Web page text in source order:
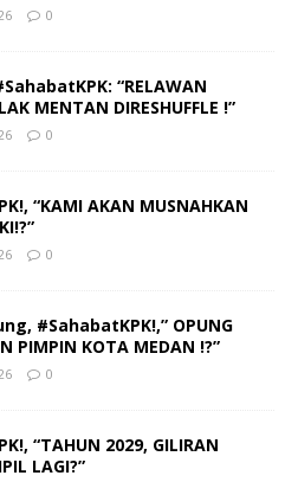
0
“RELAWAN
MENTAN DIRESHUFFLE !”
0
“KAMI AKAN MUSNAHKAN
0
#SahabatKPK!,” OPUNG
PIMPIN KOTA MEDAN !?”
0
“TAHUN 2029, GILIRAN
LAGI?”